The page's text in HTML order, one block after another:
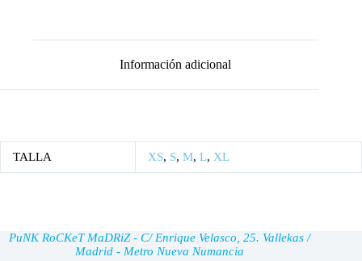
Información adicional
TALLA XS, S, M, L, XL
PuNK RoCKeT MaDRiZ - C/ Enrique Velasco, 25. Vallekas /
Madrid - Metro Nueva Numancia